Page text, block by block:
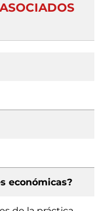
económicas?